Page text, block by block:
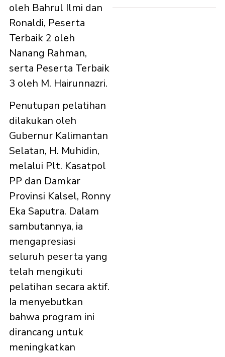
oleh Bahrul Ilmi dan
Ronaldi, Peserta
Terbaik 2 oleh
Nanang Rahman,
serta Peserta Terbaik
3 oleh M. Hairunnazri.
Penutupan pelatihan
dilakukan oleh
Gubernur Kalimantan
Selatan, H. Muhidin,
melalui Plt. Kasatpol
PP dan Damkar
Provinsi Kalsel, Ronny
Eka Saputra. Dalam
sambutannya, ia
mengapresiasi
seluruh peserta yang
telah mengikuti
pelatihan secara aktif.
Ia menyebutkan
bahwa program ini
dirancang untuk
meningkatkan